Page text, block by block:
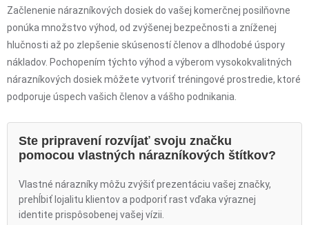
Začlenenie nárazníkových dosiek do vašej komerčnej posilňovne
ponúka množstvo výhod, od zvýšenej bezpečnosti a zníženej
hlučnosti až po zlepšenie skúseností členov a dlhodobé úspory
nákladov. Pochopením týchto výhod a výberom vysokokvalitných
nárazníkových dosiek môžete vytvoriť tréningové prostredie, ktoré
podporuje úspech vašich členov a vášho podnikania.
Ste pripravení rozvíjať svoju značku
pomocou vlastných nárazníkových štítkov?
Vlastné nárazníky môžu zvýšiť prezentáciu vašej značky,
prehĺbiť lojalitu klientov a podporiť rast vďaka výraznej
identite prispôsobenej vašej vízii.